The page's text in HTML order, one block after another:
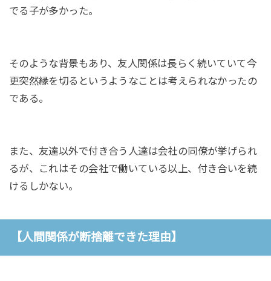
でる子が多かった。
そのような背景もあり、友人関係は長らく続いていて今
更突然縁を切るというようなことは考えられなかったの
である。
また、友達以外で付き合う人達は会社の同僚が挙げられ
るが、これはその会社で働いている以上、付き合いを続
けるしかない。
【人間関係が断捨離できた理由】